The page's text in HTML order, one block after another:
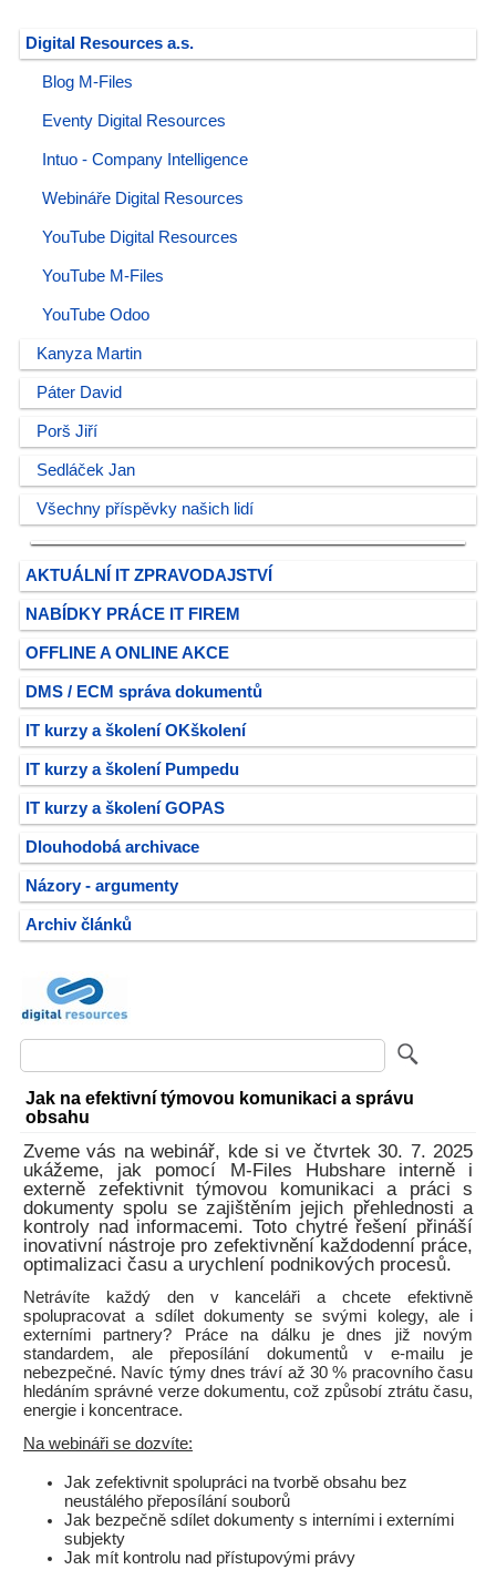
Digital Resources a.s.
Blog M-Files
Eventy Digital Resources
Intuo - Company Intelligence
Webináře Digital Resources
YouTube Digital Resources
YouTube M-Files
YouTube Odoo
Kanyza Martin
Páter David
Porš Jiří
Sedláček Jan
Všechny příspěvky našich lidí
AKTUÁLNÍ IT ZPRAVODAJSTVÍ
NABÍDKY PRÁCE IT FIREM
OFFLINE A ONLINE AKCE
DMS / ECM správa dokumentů
IT kurzy a školení OKškolení
IT kurzy a školení Pumpedu
IT kurzy a školení GOPAS
Dlouhodobá archivace
Názory - argumenty
Archiv článků
Jak na efektivní týmovou komunikaci a správu
obsahu
Zveme vás na webinář, kde si ve čtvrtek 30. 7. 2025
ukážeme, jak pomocí M-Files Hubshare interně i
externě zefektivnit týmovou komunikaci a práci s
dokumenty spolu se zajištěním jejich přehlednosti a
kontroly nad informacemi. Toto chytré řešení přináší
inovativní nástroje pro zefektivnění každodenní práce,
optimalizaci času a urychlení podnikových procesů.
Netrávíte každý den v kanceláři a chcete efektivně
spolupracovat a sdílet dokumenty se svými kolegy, ale i
externími partnery? Práce na dálku je dnes již novým
standardem, ale přeposílání dokumentů v e-mailu je
nebezpečné. Navíc týmy dnes tráví až 30 % pracovního času
hledáním správné verze dokumentu, což způsobí ztrátu času,
energie i koncentrace.
Na webináři se dozvíte:
Jak zefektivnit spolupráci na tvorbě obsahu bez
neustálého přeposílání souborů
Jak bezpečně sdílet dokumenty s interními i externími
subjekty
Jak mít kontrolu nad přístupovými právy